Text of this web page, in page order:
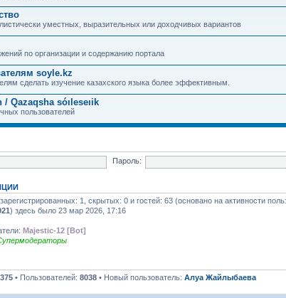
уместных, выразительных или доходчивых вариантов
по организации и содержанию портала
soyle.kz
сделать изучение казахского языка более эффективным.
/ Qazaqsha sóıleseıik
пользователей
Пароль:
зарегистрированных: 1, скрытых: 0 и гостей: 63 (основано на активности
) здесь было 23 мар 2026, 17:16
Majestic-12 [Bot]
375 • Пользователей: 8038 • Новый пользователь: Алуа Жайлыбаева